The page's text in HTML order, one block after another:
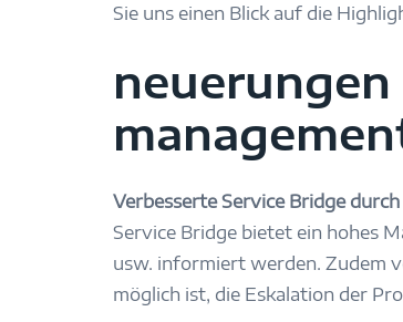
Sie uns einen Blick auf die
Verbesserte Service Bridge
Service Bridge bietet ein hohes
usw. informiert werden. Zudem
möglich ist, die Eskalation der